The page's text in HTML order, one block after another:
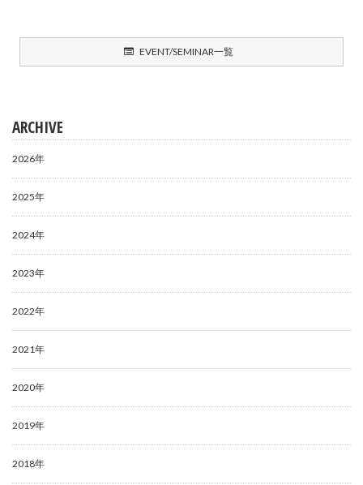
EVENT/SEMINAR一覧
ARCHIVE
2026年
2025年
2024年
2023年
2022年
2021年
2020年
2019年
2018年